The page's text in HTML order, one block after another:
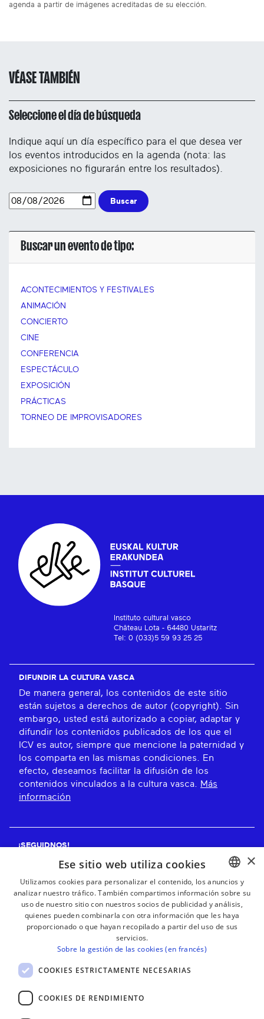
agenda a partir de imágenes acreditadas de su elección.
VÉASE TAMBIÉN
Seleccione el día de búsqueda
Indique aquí un día específico para el que desea ver
los eventos introducidos en la agenda (nota: las
exposiciones no figurarán entre los resultados).
Buscar
Buscar un evento de tipo:
ACONTECIMIENTOS Y FESTIVALES
ANIMACIÓN
CONCIERTO
CINE
CONFERENCIA
ESPECTÁCULO
EXPOSICIÓN
PRÁCTICAS
TORNEO DE IMPROVISADORES
Instituto cultural vasco
Château Lota - 64480 Ustaritz
Tel: 0 (033)5 59 93 25 25
DIFUNDIR LA CULTURA VASCA
De manera general, los contenidos de este sitio
están sujetos a derechos de autor (copyright). Sin
embargo, usted está autorizado a copiar, adaptar y
difundir los contenidos publicados de los que el
ICV es autor, siempre que mencione la paternidad y
los comparta en las mismas condiciones. En
efecto, deseamos facilitar la difusión de los
contenidos vinculados a la cultura vasca. Más
información
¡SEGUIDNOS!
¡RECIBE NUESTROS BOLETINES!
Suscribirse
BASQUE
FRENCH
×
Ese sitio web utiliza cookies
Utilizamos cookies para personalizar el contenido, los anuncios y
analizar nuestro tráfico. También compartimos información sobre su
uso de nuestro sitio con nuestros socios de publicidad y análisis,
quienes pueden combinarla con otra información que les haya
proporcionado o que hayan recopilado a partir del uso de sus
servicios.
Sobre la gestión de las cookies (en francés)
COOKIES ESTRICTAMENTE NECESARIAS
COOKIES DE RENDIMIENTO